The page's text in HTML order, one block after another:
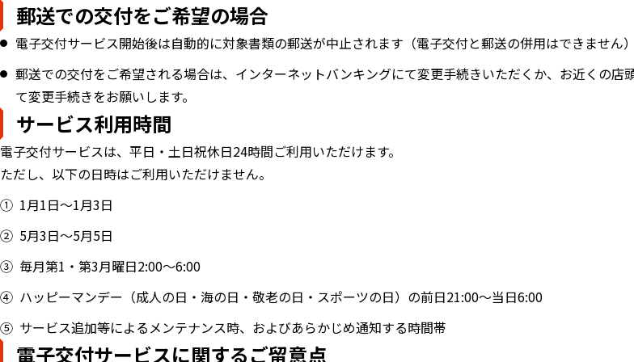
郵送での交付をご希望の場合
電子交付サービス開始後は自動的に対象書類の郵送が中止されます（電子交付と郵送の併用はできません）
郵送での交付をご希望される場合は、インターネットバンキングにて変更手続きいただくか、お近くの店
て変更手続きをお願いします。
サービス利用時間
電子交付サービスは、平日・土日祝休日24時間ご利用いただけます。
ただし、以下の日時はご利用いただけません。
1月1日～1月3日
5月3日～5月5日
毎月第1・第3月曜日2:00～6:00
ハッピーマンデー（成人の日・海の日・敬老の日・スポーツの日）の前日21:00～当日6:00
サービス追加等によるメンテナンス時、およびあらかじめ通知する時間帯
電子交付サービスに関するご留意点